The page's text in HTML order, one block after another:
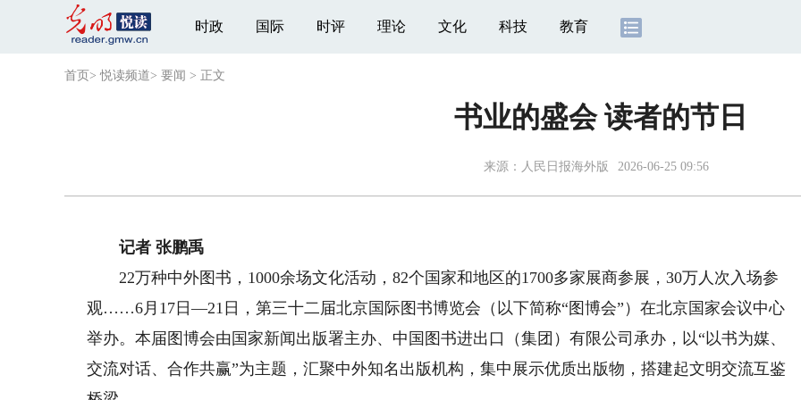
时政 国际 时评 理论 文化 科技 教育
首页 >悦读频道> 要闻 > 正文
书业的盛会 读者的节日
来源： 人民日报海外版 2026-06-25 09:56
记者 张鹏禹
22万种中外图书，1000余场文化活动，82个国家和地区的1700多家展商参展，30万人次入场参
观……6月17日—21日，第三十二届北京国际图书博览会（以下简称“图博会”）在北京国家会议中心
举办。本届图博会由国家新闻出版署主办、中国图书进出口（集团）有限公司承办，以“以书为媒、
交流对话、合作共赢”为主题，汇聚中外知名出版机构，集中展示优质出版物，搭建起文明交流互鉴